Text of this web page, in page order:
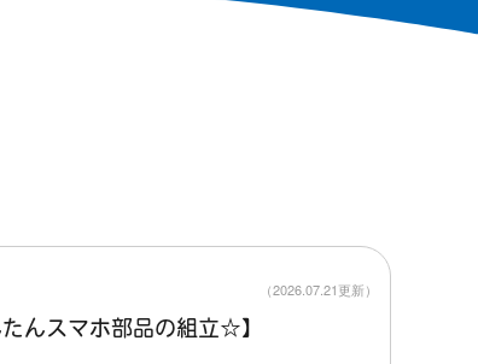
んスマホ部品の組立☆】
（2026.07.21更新）